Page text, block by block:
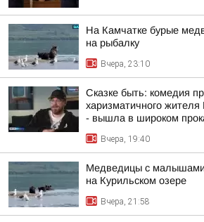
На Камчатке бурые
на рыбалку
Вчера, 23:10
Сказке быть: комедия
харизматичного
- вышла в широком
Вчера, 19:40
Медведицы с малышами
на Курильском озере
Вчера, 21:58